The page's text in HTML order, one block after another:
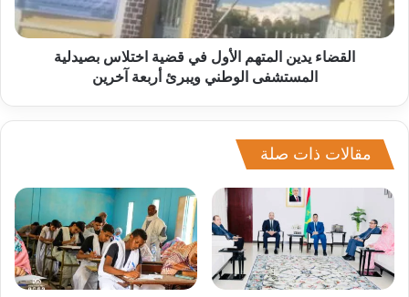
القضاء يدين المتهم الأول في قضية اختلاس بصيدلية
المستشفى الوطني ويبرئ أربعة آخرين
مقالات ذات صلة